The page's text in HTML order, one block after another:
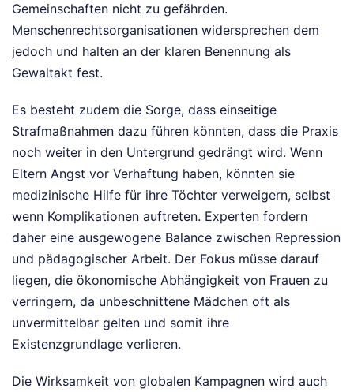
Gemeinschaften nicht zu gefährden.
Menschenrechtsorganisationen widersprechen dem
jedoch und halten an der klaren Benennung als
Gewaltakt fest.
Es besteht zudem die Sorge, dass einseitige
Strafmaßnahmen dazu führen könnten, dass die Praxis
noch weiter in den Untergrund gedrängt wird. Wenn
Eltern Angst vor Verhaftung haben, könnten sie
medizinische Hilfe für ihre Töchter verweigern, selbst
wenn Komplikationen auftreten. Experten fordern
daher eine ausgewogene Balance zwischen Repression
und pädagogischer Arbeit. Der Fokus müsse darauf
liegen, die ökonomische Abhängigkeit von Frauen zu
verringern, da unbeschnittene Mädchen oft als
unvermittelbar gelten und somit ihre
Existenzgrundlage verlieren.
Die Wirksamkeit von globalen Kampagnen wird auch